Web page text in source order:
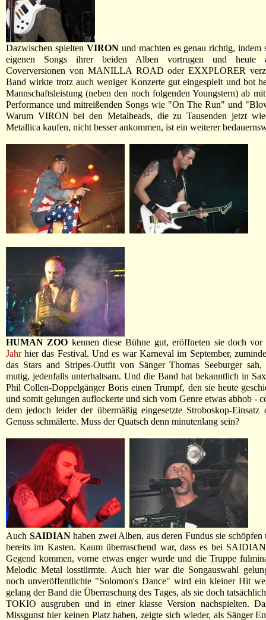
Dazwischen spielten VIRONund machten es genau richtig, indem
eigenen Songs ihrer beiden Alben vortrugen und heute
Coverversionen von MANILLA ROAD oder EXXPLORER
Band wirkte trotz auch weniger Konzerte gut eingespielt und bot
Mannschaftsleistung (neben den noch folgenden Youngstern) ab
Performance und mitreißenden Songs wie "On The Run" und
Warum VIRON bei den Metalheads, die zu Tausenden jetzt
Metallica kaufen, nicht besser ankommen, ist ein weiterer
HUMAN ZOO kennen diese Bühne gut, eröffneten sie doch vor
Jahrhier das Festival. Und es war Karneval im September,
das Stars and Stripes-Outfit von Sänger Thomas Seeburger
mutig, jedenfalls unterhaltsam. Und die Band hat bekanntlich in
Phil Collen-Doppelgänger Boris einen Trumpf, den sie heute
und somit gelungen auflockerte und sich vom Genre etwas abhob -
dem jedoch leider der übermäßig eingesetzte Stroboskop-Einsatz
Genuss schmälerte. Muss der Quatsch denn minutenlang sein?
Auch SAIDIANhaben zwei Alben, aus deren Fundus sie schöpfen
bereits im Kasten. Kaum überraschend war, dass es bei
Gegend kommen, vorne etwas enger wurde und die Truppe
Melodic Metal losstürmte. Auch hier war die Songauswahl
noch unveröffentlichte "Solomon's Dance" wird ein kleiner Hit
gelang der Band die Überraschung des Tages, als sie doch
TOKIO ausgruben und in einer klasse Version nachspielten.
Missgunst hier keinen Platz haben, zeigte sich wieder, als Sänger